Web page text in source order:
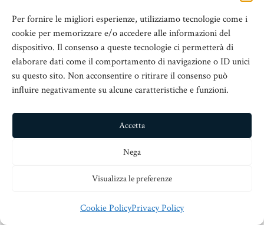
Per fornire le migliori esperienze, utilizziamo tecnologie come i
cookie per memorizzare e/o accedere alle informazioni del
dispositivo. Il consenso a queste tecnologie ci permetterà di
elaborare dati come il comportamento di navigazione o ID unici
su questo sito. Non acconsentire o ritirare il consenso può
influire negativamente su alcune caratteristiche e funzioni.
Accetta
Nega
Visualizza le preferenze
Cookie PolicyPrivacy Policy